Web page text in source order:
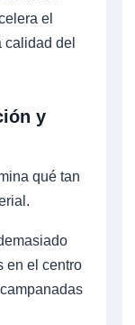
el
del
y
qué tan
en el centro